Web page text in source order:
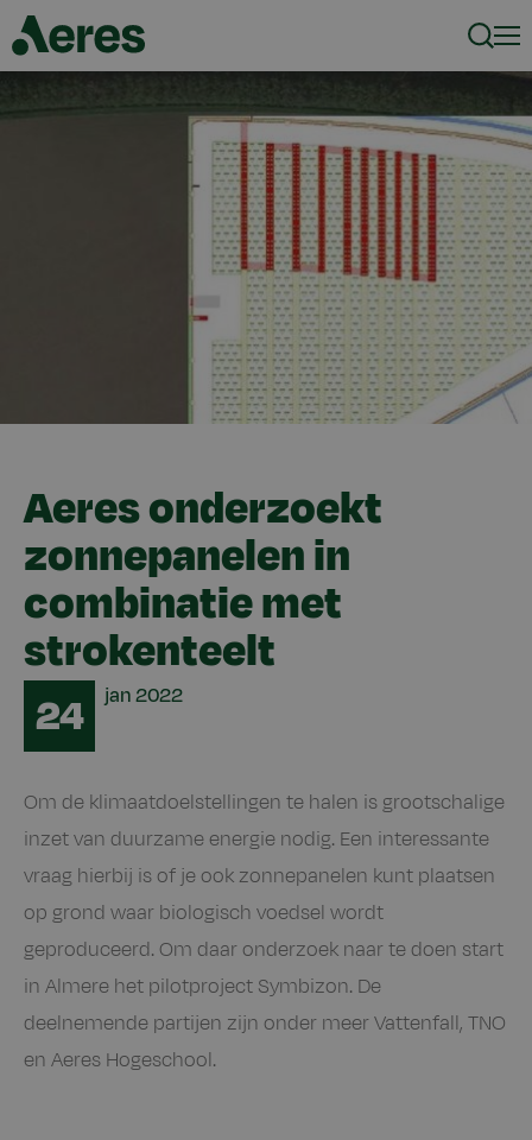
Aeres onderzoekt
zonnepanelen in
combinatie met
strokenteelt
24 jan2022
Om de klimaatdoelstellingen te halen is grootschalige
inzet van duurzame energie nodig. Een interessante
vraag hierbij is of je ook zonnepanelen kunt plaatsen
op grond waar biologisch voedsel wordt
geproduceerd. Om daar onderzoek naar te doen start
in Almere het pilotproject Symbizon. De
deelnemende partijen zijn onder meer Vattenfall, TNO
en Aeres Hogeschool.